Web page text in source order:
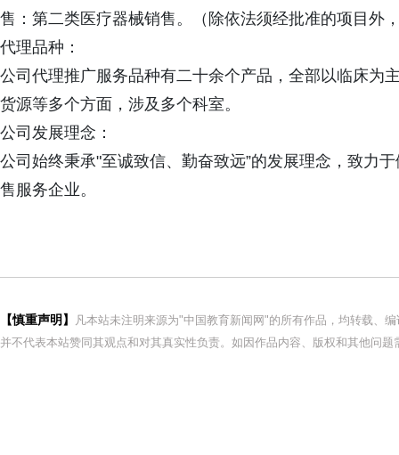
售：第二类医疗器械销售。（除依法须经批准的项目外
代理品种：
公司代理推广服务品种有二十余个产品，全部以临床为
货源等多个方面，涉及多个科室。
公司发展理念：
公司始终秉承"至诚致信、勤奋致远”的发展理念，致力
售服务企业。
【慎重声明】
凡本站未注明来源为"中国教育新闻网"的所有作品，均转载、
并不代表本站赞同其观点和对其真实性负责。如因作品内容、版权和其他问